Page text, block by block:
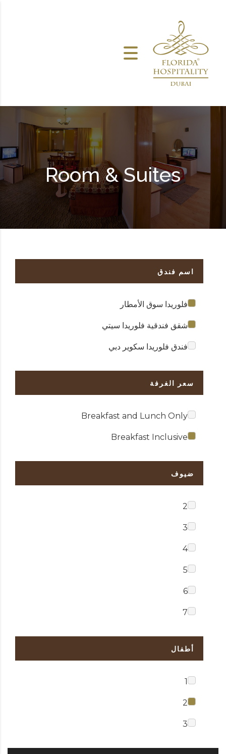
Room & Suites
اسم فندق
فلوريدا سوق الأمطار
شقق فندقية فلوريدا سيتي
فندق فلوريدا سكوير دبي
سعر الغرفة
Breakfast and Lunch Only
Breakfast Inclusive
ضيوف
2
3
4
5
6
7
أطفال
1
2
3